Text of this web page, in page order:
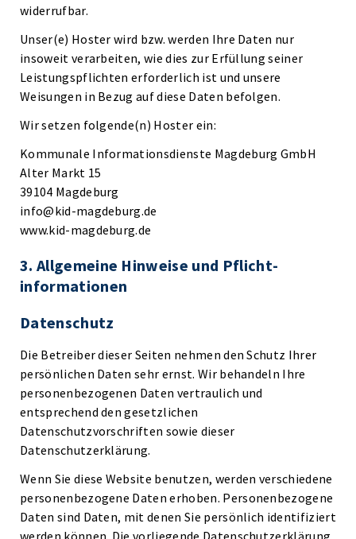
widerrufbar.
Unser(e) Hoster wird bzw. werden Ihre Daten nur
insoweit verarbeiten, wie dies zur Erfüllung seiner
Leistungspflichten erforderlich ist und unsere
Weisungen in Bezug auf diese Daten befolgen.
Wir setzen folgende(n) Hoster ein:
Kommunale Informationsdienste Magdeburg GmbH
Alter Markt 15
39104 Magdeburg
info@kid-magdeburg.de
www.kid-magdeburg.de
3. Allgemeine Hinweise und Pflicht­
informationen
Datenschutz
Die Betreiber dieser Seiten nehmen den Schutz Ihrer
persönlichen Daten sehr ernst. Wir behandeln Ihre
personenbezogenen Daten vertraulich und
entsprechend den gesetzlichen
Datenschutzvorschriften sowie dieser
Datenschutzerklärung.
Wenn Sie diese Website benutzen, werden verschiedene
personenbezogene Daten erhoben. Personenbezogene
Daten sind Daten, mit denen Sie persönlich identifiziert
werden können. Die vorliegende Datenschutzerklärung